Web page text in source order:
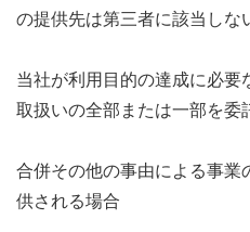
の提供先は第三者に該当しな
当社が利用目的の達成に必
取扱いの全部または一部を委
合併その他の事由による事業
供される場合